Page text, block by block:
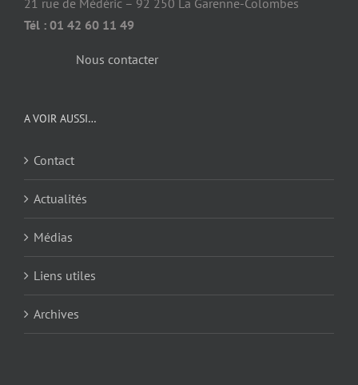
21 rue de Médéric – 92 250 La Garenne-Colombes
Tél : 01 42 60 11 49
Nous contacter
A VOIR AUSSI…
Contact
Actualités
Médias
Liens utiles
Archives